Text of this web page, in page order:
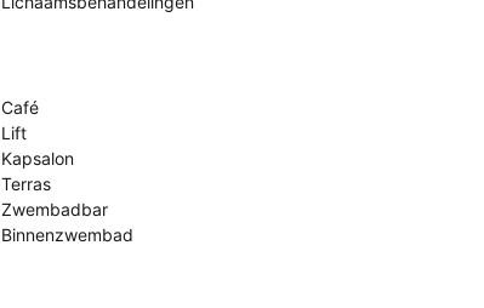
Café
Lift
Kapsalon
Terras
Zwembadbar
Binnenzwembad